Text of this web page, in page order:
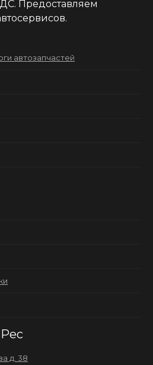
Предоставляем
автозапчастей
д. 38